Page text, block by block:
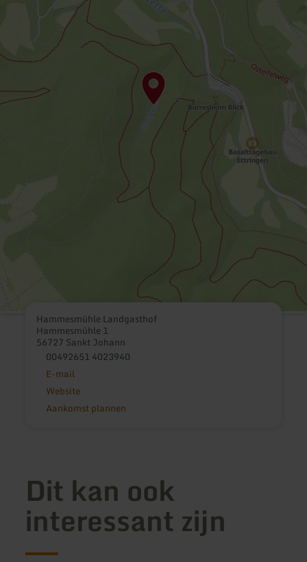
Hammesmühle Landgasthof
Hammesmühle 1
56727 Sankt Johann
00492651 4023940
E-mail
Website
Aankomst plannen
Dit kan ook
interessant zijn